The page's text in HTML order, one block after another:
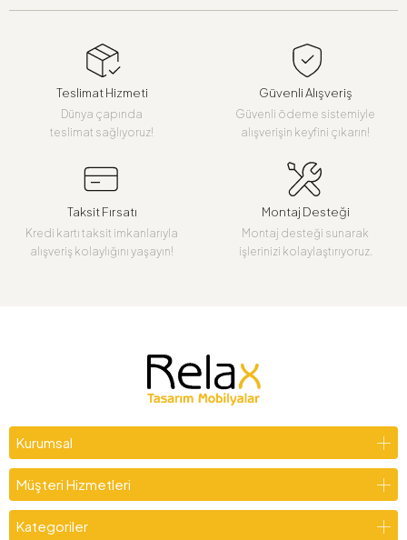
Teslimat Hizmeti
Dünya çapında
teslimat sağlıyoruz!
Güvenli Alışveriş
Güvenli ödeme sistemiyle
alışverişin keyfini çıkarın!
Taksit Fırsatı
Kredi kartı taksit imkanlarıyla
alışveriş kolaylığını yaşayın!
Montaj Desteği
Montaj desteği sunarak
işlerinizi kolaylaştırıyoruz.
Kurumsal
Müşteri Hizmetleri
Kategoriler